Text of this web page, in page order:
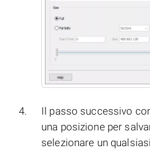
Il passo successivo
una posizione per
selezionare un